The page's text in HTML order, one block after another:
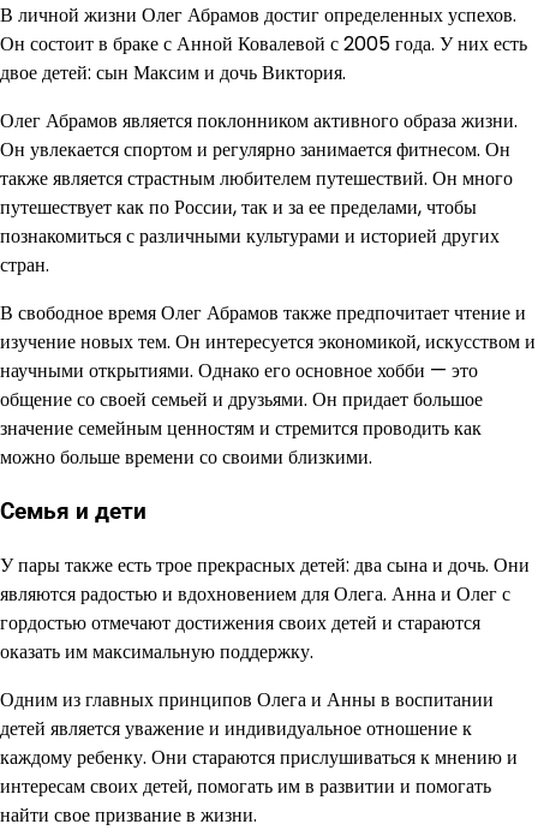
В личной жизни Олег Абрамов достиг определенных успехов.
Он состоит в браке с Анной Ковалевой с 2005 года. У них есть
двое детей: сын Максим и дочь Виктория.
Олег Абрамов является поклонником активного образа жизни.
Он увлекается спортом и регулярно занимается фитнесом. Он
также является страстным любителем путешествий. Он много
путешествует как по России, так и за ее пределами, чтобы
познакомиться с различными культурами и историей других
стран.
В свободное время Олег Абрамов также предпочитает чтение и
изучение новых тем. Он интересуется экономикой, искусством и
научными открытиями. Однако его основное хобби — это
общение со своей семьей и друзьями. Он придает большое
значение семейным ценностям и стремится проводить как
можно больше времени со своими близкими.
Семья и дети
У пары также есть трое прекрасных детей: два сына и дочь. Они
являются радостью и вдохновением для Олега. Анна и Олег с
гордостью отмечают достижения своих детей и стараются
оказать им максимальную поддержку.
Одним из главных принципов Олега и Анны в воспитании
детей является уважение и индивидуальное отношение к
каждому ребенку. Они стараются прислушиваться к мнению и
интересам своих детей, помогать им в развитии и помогать
найти свое призвание в жизни.